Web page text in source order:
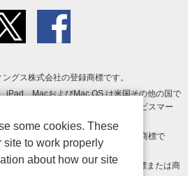
グス株式会社の登録商標です。
iPad、MacおよびMac OS は米国その他の国で
す。App Store は Apple Inc. のサービスマー
Google Play ロゴ は Google LLC の商標で
国およびその他の国における登録商標または商
some cookies. These
site to work properly
about how our site